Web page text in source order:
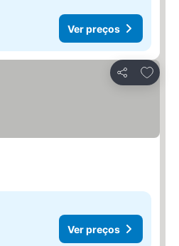
Ver preços
Partilhar
Ver preços